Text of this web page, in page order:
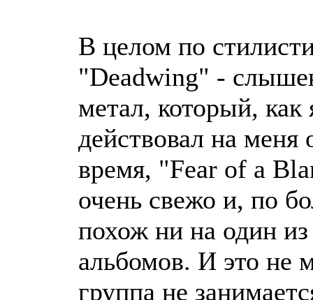
В целом по
"Deadwing" -
метал, который,
действовал на
время, "Fear of a
очень свежо и, по
похож ни на один
альбомов. И это не
группа не